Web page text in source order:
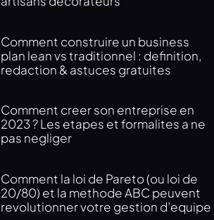
Comment construire un business
plan lean vs traditionnel : definition,
redaction & astuces gratuites
Comment creer son entreprise en
2023 ? Les etapes et formalites a ne
pas negliger
Comment la loi de Pareto (ou loi de
20/80) et la methode ABC peuvent
revolutionner votre gestion d’equipe